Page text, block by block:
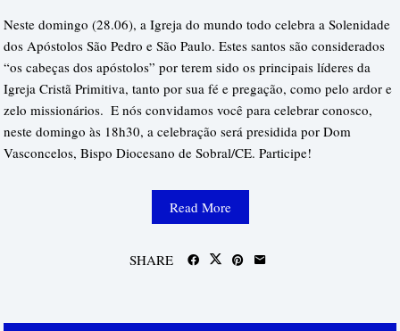
Neste domingo (28.06), a Igreja do mundo todo celebra a Solenidade
dos Apóstolos São Pedro e São Paulo. Estes santos são considerados
“os cabeças dos apóstolos” por terem sido os principais líderes da
Igreja Cristã Primitiva, tanto por sua fé e pregação, como pelo ardor e
zelo missionários.⁣ ⁣ E nós convidamos você para celebrar conosco,
neste domingo às 18h30, a celebração será presidida por Dom
Vasconcelos, Bispo Diocesano de Sobral/CE. Participe!⁣
Read More
SHARE